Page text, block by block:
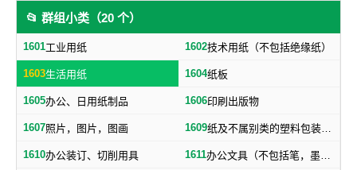
📂 群组小类（20 个）
1601工业用纸 1602技术用纸（不包括绝缘纸）
1603生活用纸 1604纸板
1605办公、日用纸制品 1606印刷出版物
1607照片，图片，图画 1609 纸及不属别类的塑料包装物品
1610办公装订、切削用具 1611 办公文具（不包括笔，墨，印，胶水）